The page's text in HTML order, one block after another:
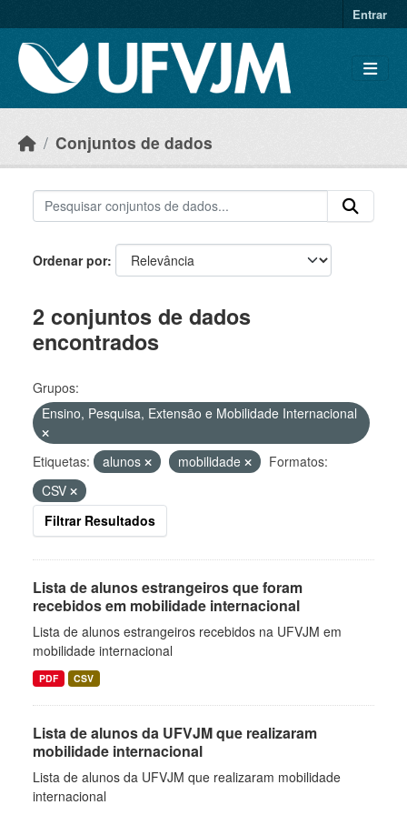
Entrar
Conjuntos de dados
Ordenar por
2 conjuntos de dados
encontrados
Grupos:
Ensino, Pesquisa, Extensão e Mobilidade Internacional
Etiquetas: alunos mobilidade
Formatos:
CSV
Filtrar Resultados
Lista de alunos estrangeiros que foram
recebidos em mobilidade internacional
Lista de alunos estrangeiros recebidos na UFVJM em
mobilidade internacional
PDF CSV
Lista de alunos da UFVJM que realizaram
mobilidade internacional
Lista de alunos da UFVJM que realizaram mobilidade
internacional